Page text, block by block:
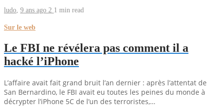
ludo 9 ans ago 2 1 min read
Sur le web
Le FBI ne révélera pas comment il a
hacké l’iPhone
L’affaire avait fait grand bruit l’an dernier : après l’attentat de
San Bernardino, le FBI avait eu toutes les peines du monde à
décrypter l’iPhone 5C de l’un des terroristes,…